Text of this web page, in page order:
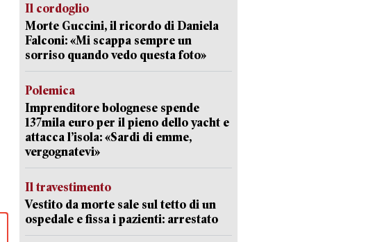
Il cordoglio
Morte Guccini, il ricordo di Daniela
Falconi: «Mi scappa sempre un
sorriso quando vedo questa foto»
Polemica
Imprenditore bolognese spende
137mila euro per il pieno dello yacht e
attacca l’isola: «Sardi di emme,
vergognatevi»
Il travestimento
Vestito da morte sale sul tetto di un
ospedale e fissa i pazienti: arrestato